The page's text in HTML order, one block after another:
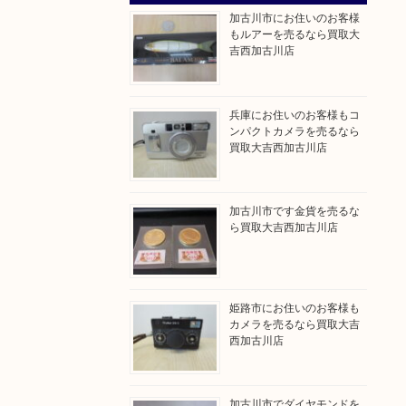
加古川市にお住いのお客様
もルアーを売るなら買取大
吉西加古川店
兵庫にお住いのお客様もコ
ンパクトカメラを売るなら
買取大吉西加古川店
加古川市です金貨を売るな
ら買取大吉西加古川店
姫路市にお住いのお客様も
カメラを売るなら買取大吉
西加古川店